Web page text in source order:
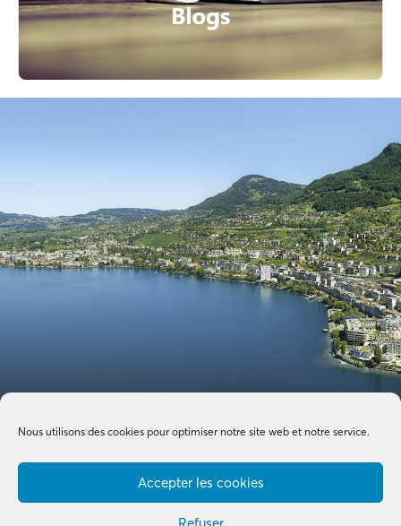
Nous utilisons des cookies pour optimiser notre site web et notre service.
Accepter les cookies
Refuser